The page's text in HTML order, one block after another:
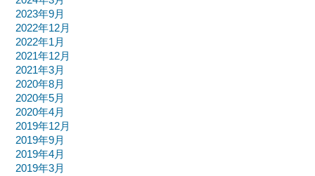
2023年9月
2022年12月
2022年1月
2021年12月
2021年3月
2020年8月
2020年5月
2020年4月
2019年12月
2019年9月
2019年4月
2019年3月